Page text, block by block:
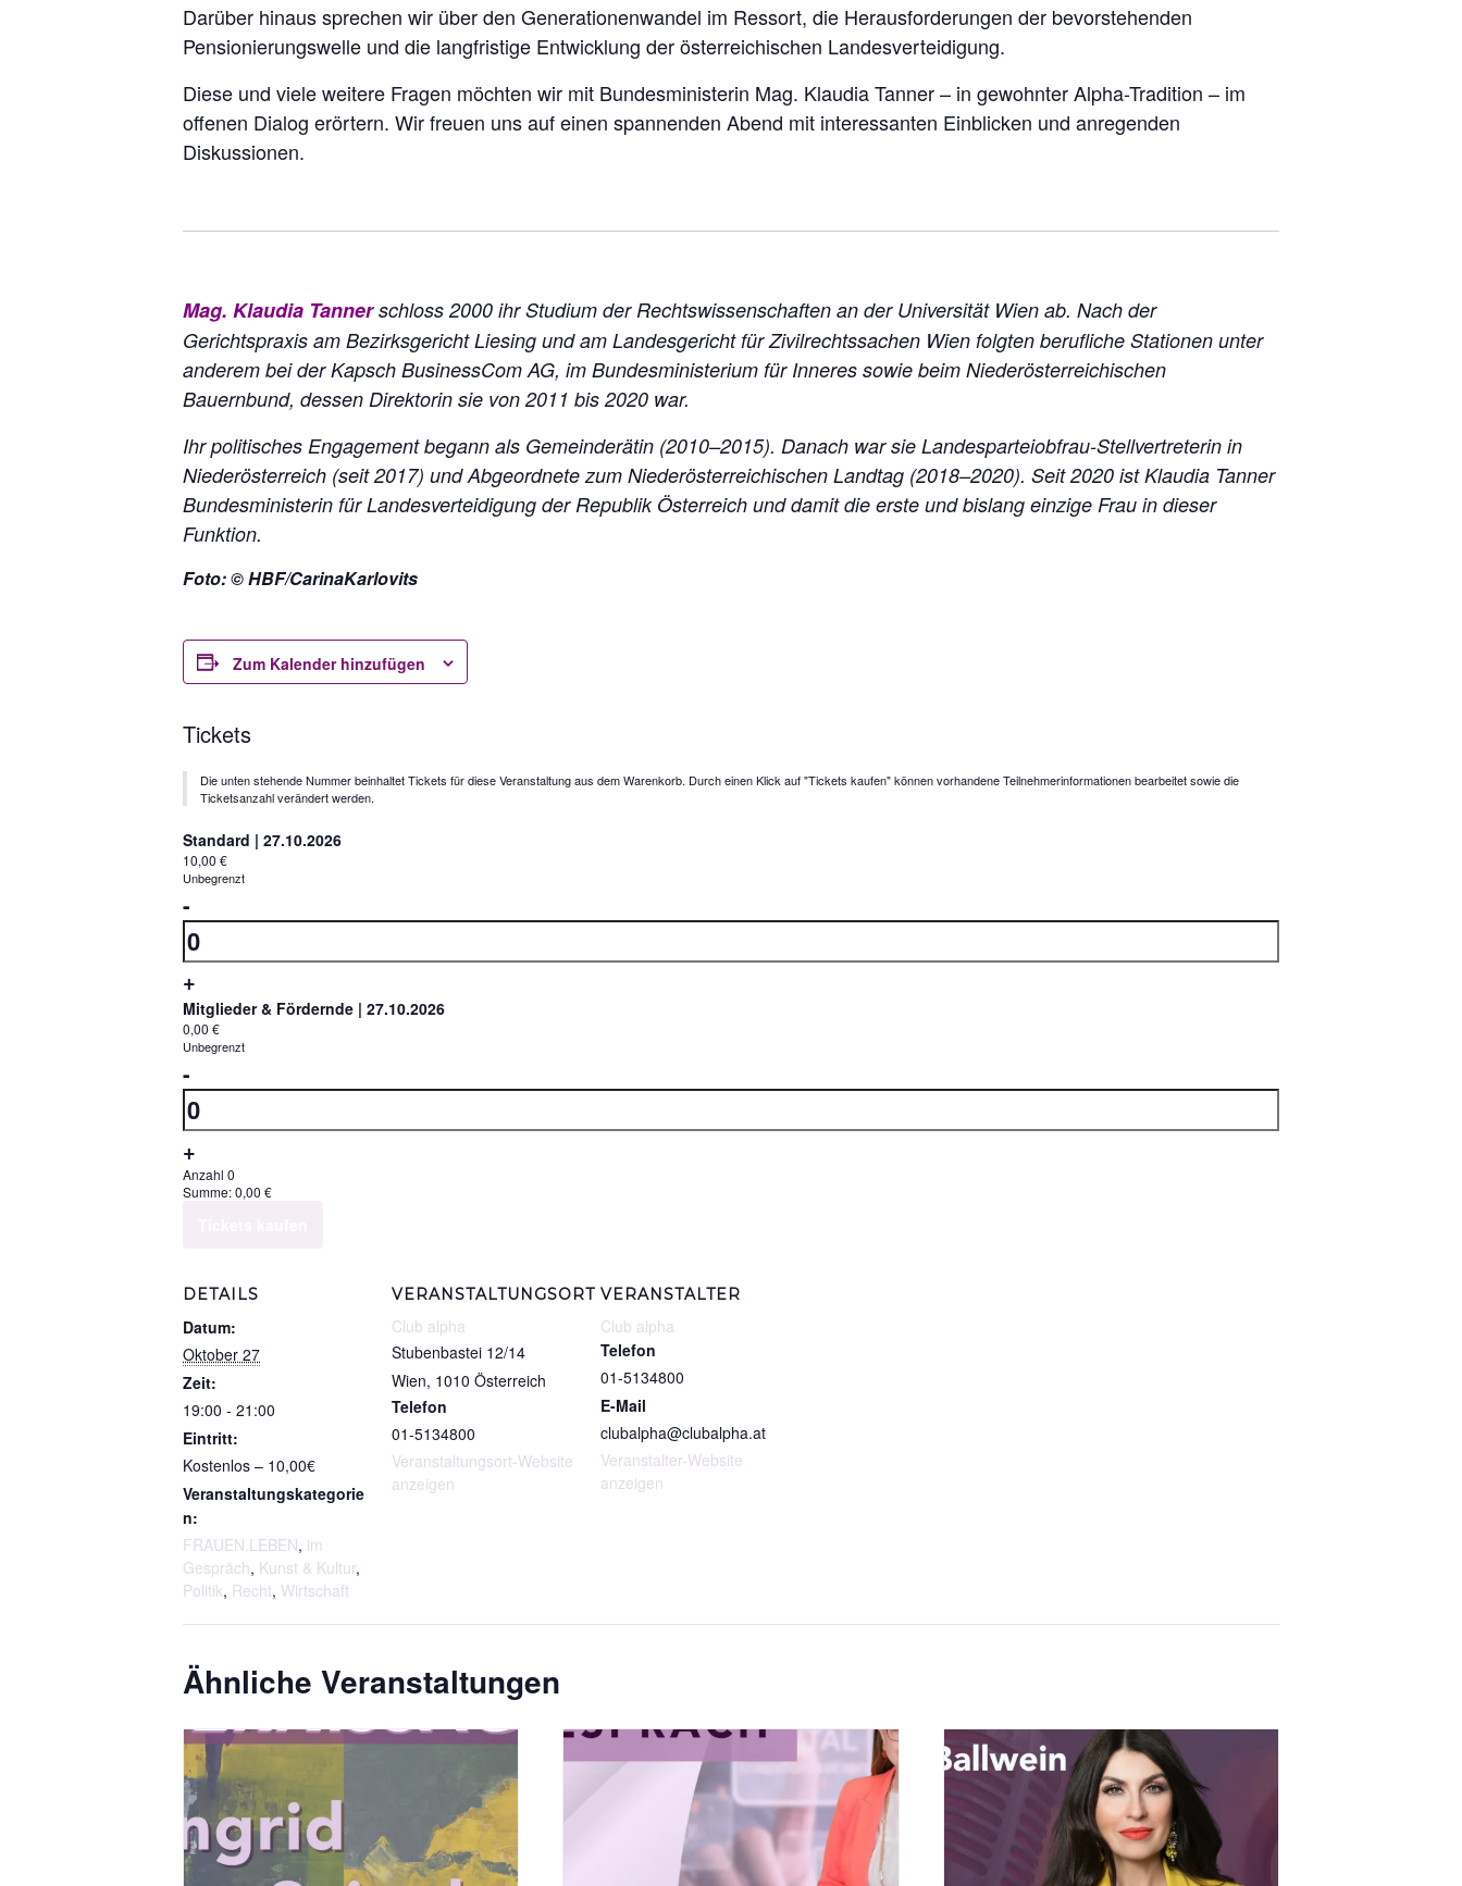
Darüber hinaus sprechen wir über den Generationenwandel im Ressort, die Herausforderungen der bevorstehenden
Pensionierungswelle und die langfristige Entwicklung der österreichischen Landesverteidigung.
Diese und viele weitere Fragen möchten wir mit Bundesministerin Mag. Klaudia Tanner – in gewohnter Alpha-Tradition – im
offenen Dialog erörtern. Wir freuen uns auf einen spannenden Abend mit interessanten Einblicken und anregenden
Diskussionen.
Mag. Klaudia Tannerschloss 2000 ihr Studium der Rechtswissenschaften an der Universität Wien ab. Nach der
Gerichtspraxis am Bezirksgericht Liesing und am Landesgericht für Zivilrechtssachen Wien folgten berufliche Stationen unter
anderem bei der Kapsch BusinessCom AG, im Bundesministerium für Inneres sowie beim Niederösterreichischen
Bauernbund, dessen Direktorin sie von 2011 bis 2020 war.
Ihr politisches Engagement begann als Gemeinderätin (2010–2015). Danach war sie Landesparteiobfrau-Stellvertreterin in
Niederösterreich (seit 2017) und Abgeordnete zum Niederösterreichischen Landtag (2018–2020). Seit 2020 ist Klaudia Tanner
Bundesministerin für Landesverteidigung der Republik Österreich und damit die erste und bislang einzige Frau in dieser
Funktion.
Foto: © HBF/CarinaKarlovits
Zum Kalender hinzufügen
DETAILS
Datum:
Oktober 27
Zeit:
19:00 - 21:00
Eintritt:
Kostenlos – 10,00€
Veranstaltungskategorie
n:
FRAUEN.LEBEN, im
Gespräch, Kunst & Kultur,
Politik, Recht, Wirtschaft
VERANSTALTUNGSORT
Club alpha
Stubenbastei 12/14
Wien, 1010 Österreich
Telefon
01-5134800
Veranstaltungsort-Website
anzeigen
VERANSTALTER
Club alpha
Telefon
01-5134800
E-Mail
clubalpha@clubalpha.at
Veranstalter-Website
anzeigen
Tickets
Die unten stehende Nummer beinhaltet Tickets für diese Veranstaltung aus dem Warenkorb. Durch einen Klick auf "Tickets kaufen" können vorhandene Teilnehmerinformationen bearbeitet sowie die
Ticketsanzahl verändert werden.
Standard | 27.10.2026
10,00 €
Unbegrenzt
Verringern
der
Ticketanzahl
für
Standard
|
27.10.2026
-
Anzahl
Erhöhe
die
Ticketsanzahl
für
Standard
|
27.10.2026
+
Mitglieder & Fördernde | 27.10.2026
0,00 €
Unbegrenzt
Verringern
der
Ticketanzahl
für
Mitglieder
|
27.10.2026
-
Anzahl
Erhöhe
die
&
Fördernde
|
27.10.2026
+
Anzahl 0
Summe:0,00 €
Ähnliche Veranstaltungen